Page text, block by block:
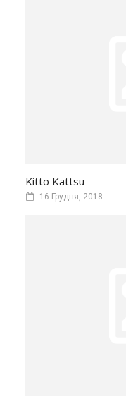
Kitto Kattsu
16 Грудня, 2018